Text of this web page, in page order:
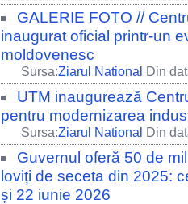
GALERIE FOTO //
inaugurat oficial printr-un
moldovenesc
Sursa:Ziarul National Din
UTM inaugurează
pentru modernizarea
Sursa:Ziarul National Din
Guvernul oferă 50 de
loviți de seceta din 2025:
și 22 iunie 2026